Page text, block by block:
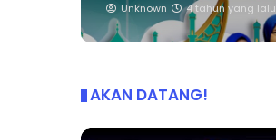
Unknown 4 tahun yang lalu
AKAN DATANG!